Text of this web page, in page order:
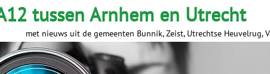
tussen Arnhem en Utrecht
met nieuws uit de gemeenten Bunnik, Zeist, Utrechtse Heuvelrug,